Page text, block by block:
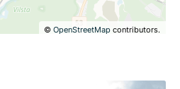
©OpenStreetMap contributors.